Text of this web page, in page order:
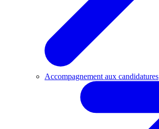
Accompagnement aux candidatures